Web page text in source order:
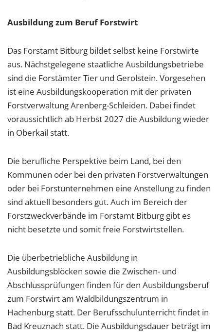
Ausbildung zum Beruf Forstwirt
Das Forstamt Bitburg bildet selbst keine Forstwirte
aus. Nächstgelegene staatliche Ausbildungsbetriebe
sind die Forstämter Tier und Gerolstein. Vorgesehen
ist eine Ausbildungskooperation mit der privaten
Forstverwaltung Arenberg-Schleiden. Dabei findet
voraussichtlich ab Herbst 2027 die Ausbildung wieder
in Oberkail statt.
Die berufliche Perspektive beim Land, bei den
Kommunen oder bei den privaten Forstverwaltungen
oder bei Forstunternehmen eine Anstellung zu finden
sind aktuell besonders gut. Auch im Bereich der
Forstzweckverbände im Forstamt Bitburg gibt es
nicht besetzte und somit freie Forstwirtstellen.
Die überbetriebliche Ausbildung in
Ausbildungsblöcken sowie die Zwischen- und
Abschlussprüfungen finden für den Ausbildungsberuf
zum Forstwirt am Waldbildungszentrum in
Hachenburg statt. Der Berufsschulunterricht findet in
Bad Kreuznach statt. Die Ausbildungsdauer beträgt im